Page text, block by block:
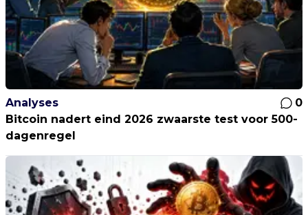
Analyses
0
Bitcoin nadert eind 2026 zwaarste test voor 500-
dagenregel